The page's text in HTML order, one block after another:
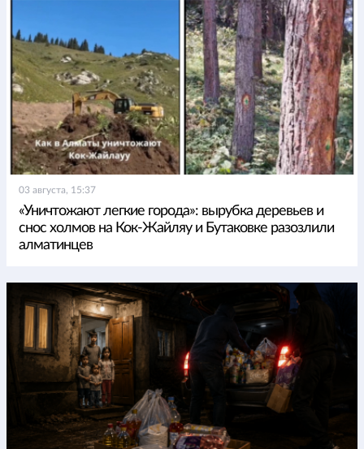
03 августа, 15:37
«Уничтожают легкие города»: вырубка деревьев и
снос холмов на Кок-Жайляу и Бутаковке разозлили
алматинцев